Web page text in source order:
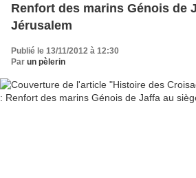
Renfort des marins Génois de
Jérusalem
Publié le 13/11/2012 à 12:30
Par un pèlerin